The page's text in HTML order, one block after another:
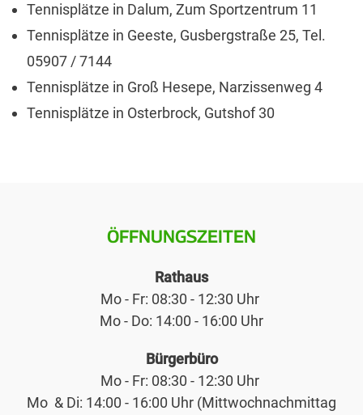
Tennisplätze in Dalum, Zum Sportzentrum 11
Tennisplätze in Geeste, Gusbergstraße 25, Tel.
05907 / 7144
Tennisplätze in Groß Hesepe, Narzissenweg 4
Tennisplätze in Osterbrock, Gutshof 30
ÖFFNUNGSZEITEN
Rathaus
Mo - Fr: 08:30 - 12:30 Uhr
Mo - Do: 14:00 - 16:00 Uhr
Bürgerbüro
Mo - Fr: 08:30 - 12:30 Uhr
Mo & Di: 14:00 - 16:00 Uhr (Mittwochnachmittag